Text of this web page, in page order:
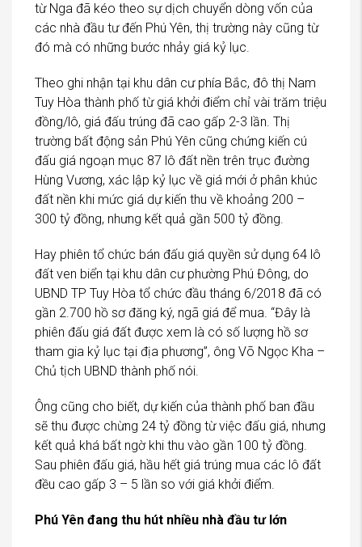
từ Nga đã kéo theo sự dịch chuyển dòng vốn của
các nhà đầu tư đến Phú Yên, thị trường này cũng từ
đó mà có những bước nhảy giá kỷ lục.
Theo ghi nhận tại khu dân cư phía Bắc, đô thị Nam
Tuy Hòa thành phố từ giá khởi điểm chỉ vài trăm triệu
đồng/lô, giá đấu trúng đã cao gấp 2-3 lần. Thị
trường bất động sản Phú Yên cũng chứng kiến cú
đấu giá ngoạn mục 87 lô đất nền trên trục đường
Hùng Vương, xác lập kỷ lục về giá mới ở phân khúc
đất nền khi mức giá dự kiến thu về khoảng 200 –
300 tỷ đồng, nhưng kết quả gần 500 tỷ đồng.
Hay phiên tổ chức bán đấu giá quyền sử dụng 64 lô
đất ven biển tại khu dân cư phường Phú Đông, do
UBND TP Tuy Hòa tổ chức đầu tháng 6/2018 đã có
gần 2.700 hồ sơ đăng ký, ngã giá để mua. “Đây là
phiên đấu giá đất được xem là có số lượng hồ sơ
tham gia kỷ lục tại địa phương”, ông Võ Ngọc Kha –
Chủ tịch UBND thành phố nói.
Ông cũng cho biết, dự kiến của thành phố ban đầu
sẽ thu được chừng 24 tỷ đồng từ việc đấu giá, nhưng
kết quả khá bất ngờ khi thu vào gần 100 tỷ đồng.
Sau phiên đấu giá, hầu hết giá trúng mua các lô đất
đều cao gấp 3 – 5 lần so với giá khởi điểm.
Phú Yên đang thu hút nhiều nhà đầu tư lớn